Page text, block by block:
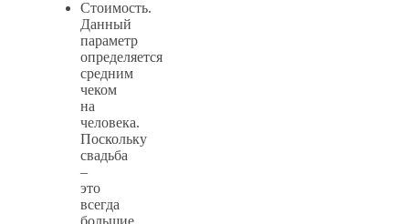
Стоимость.
Данный
параметр
определяется
средним
чеком
на
человека.
Поскольку
свадьба
–
это
всегда
большие